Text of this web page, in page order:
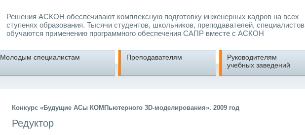
Решения АСКОН обеспечивают комплексную подготовку инженерных кадров на всех
ступенях образования. Тысячи студентов, школьников, преподавателей, специалистов
обучаются применению программного обеспечения САПР вместе с АСКОН
Молодым специалистам Преподавателям
Руководителям
учебных заведений
Конкурс «Будущие АСы КОМПьютерного 3D-моделирования». 2009 год
Редуктор